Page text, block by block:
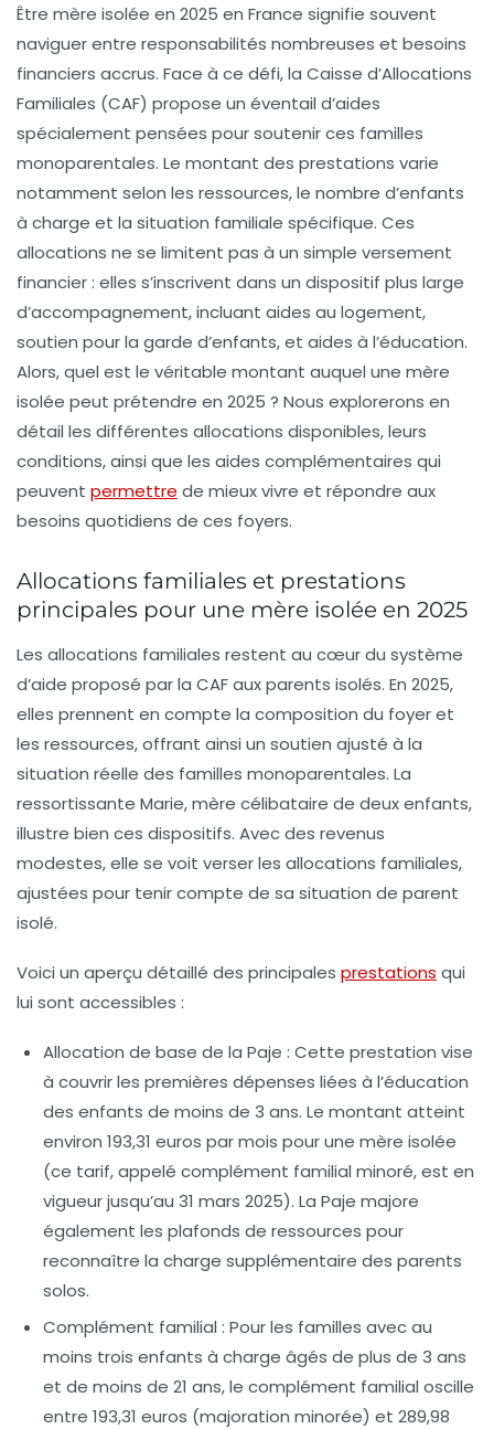
Être mère isolée en 2025 en France signifie souvent
naviguer entre responsabilités nombreuses et besoins
financiers accrus. Face à ce défi, la Caisse d’Allocations
Familiales (CAF) propose un éventail d’aides
spécialement pensées pour soutenir ces familles
monoparentales. Le montant des prestations varie
notamment selon les ressources, le nombre d’enfants
à charge et la situation familiale spécifique. Ces
allocations ne se limitent pas à un simple versement
financier : elles s’inscrivent dans un dispositif plus large
d’accompagnement, incluant aides au logement,
soutien pour la garde d’enfants, et aides à l’éducation.
Alors, quel est le véritable montant auquel une mère
isolée peut prétendre en 2025 ? Nous explorerons en
détail les différentes allocations disponibles, leurs
conditions, ainsi que les aides complémentaires qui
peuvent permettre de mieux vivre et répondre aux
besoins quotidiens de ces foyers.
Allocations familiales et prestations
principales pour une mère isolée en 2025
Les allocations familiales restent au cœur du système
d’aide proposé par la CAF aux parents isolés. En 2025,
elles prennent en compte la composition du foyer et
les ressources, offrant ainsi un soutien ajusté à la
situation réelle des familles monoparentales. La
ressortissante Marie, mère célibataire de deux enfants,
illustre bien ces dispositifs. Avec des revenus
modestes, elle se voit verser les allocations familiales,
ajustées pour tenir compte de sa situation de parent
isolé.
Voici un aperçu détaillé des principales prestations qui
lui sont accessibles :
Allocation de base de la Paje : Cette prestation vise
à couvrir les premières dépenses liées à l’éducation
des enfants de moins de 3 ans. Le montant atteint
environ 193,31 euros par mois pour une mère isolée
(ce tarif, appelé complément familial minoré, est en
vigueur jusqu’au 31 mars 2025). La Paje majore
également les plafonds de ressources pour
reconnaître la charge supplémentaire des parents
solos.
Complément familial : Pour les familles avec au
moins trois enfants à charge âgés de plus de 3 ans
et de moins de 21 ans, le complément familial oscille
entre 193,31 euros (majoration minorée) et 289,98